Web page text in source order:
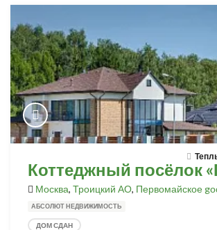
Коттеджный посёлок
Москва, Троицкий АО, Первомайское
АБСОЛЮТ НЕДВИЖИМОСТЬ
ДОМ СДАН